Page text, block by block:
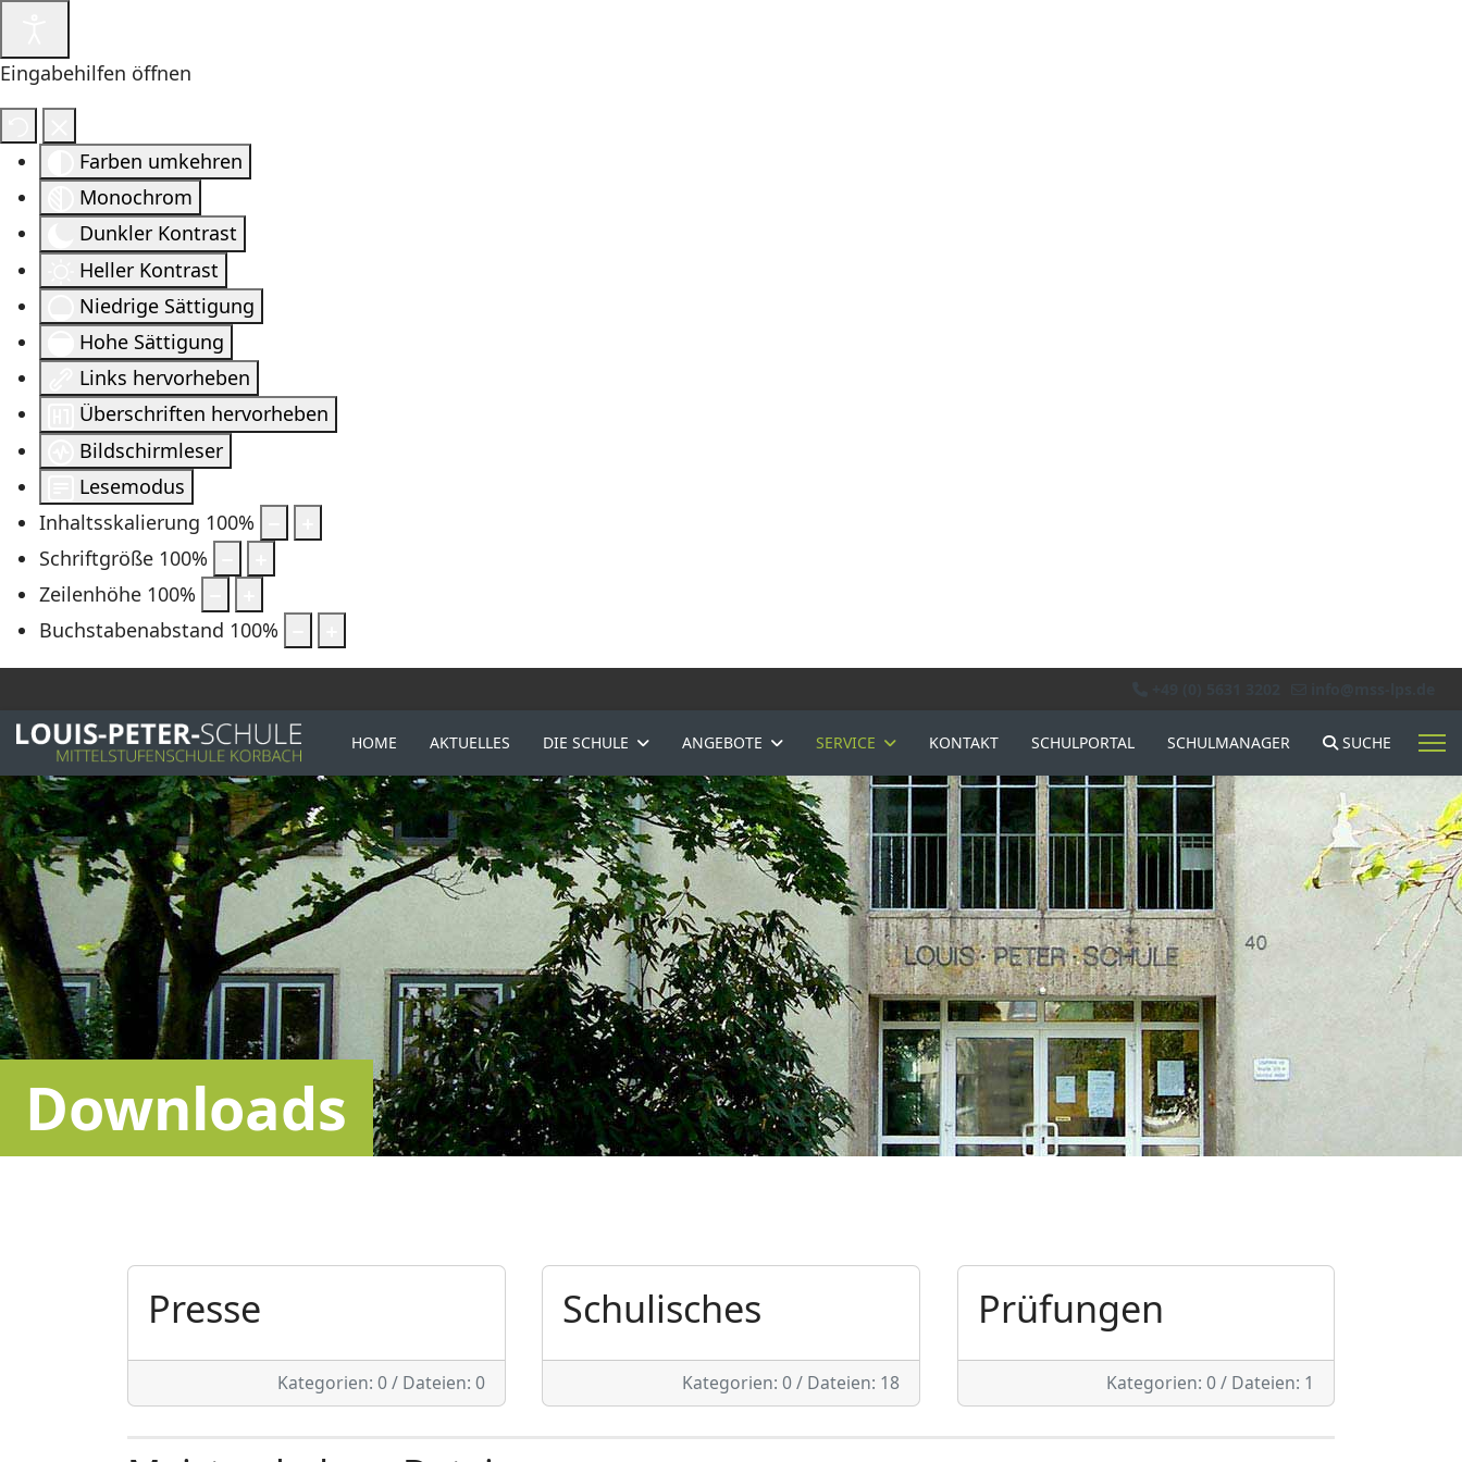
Eingabehilfen öffnen
Farben umkehren
Monochrom
Dunkler Kontrast
Heller Kontrast
Niedrige Sättigung
Hohe Sättigung
Links hervorheben
Überschriften hervorheben
Bildschirmleser
Lesemodus
Inhaltsskalierung 100%
Schriftgröße 100%
Zeilenhöhe 100%
Buchstabenabstand 100%
HOME AKTUELLES DIE SCHULE ANGEBOTE SERVICE KONTAKT SCHULPORTAL SCHULMANAGER SUCHE
Downloads
Presse
Kategorien: 0/ Dateien: 0
Schulisches
Kategorien: 0/ Dateien: 18
Prüfungen
Kategorien: 0/ Dateien: 1